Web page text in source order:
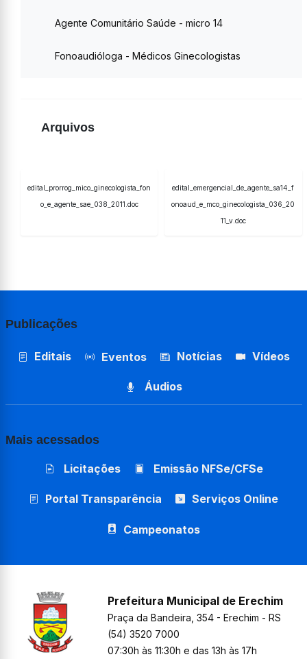
Agente Comunitário Saúde - micro 14
Fonoaudióloga - Médicos Ginecologistas
Arquivos
edital_prorrog_mico_ginecologista_fon
o_e_agente_sae_038_2011.doc
edital_emergencial_de_agente_sa14_f
onoaud_e_mco_ginecologista_036_20
11_v.doc
Publicações
Editais Eventos Notícias Vídeos
Áudios
Mais acessados
Licitações Emissão NFSe/CFSe
Portal Transparência Serviços Online
Campeonatos
Prefeitura Municipal de Erechim
Praça da Bandeira, 354 - Erechim - RS
(54) 3520 7000
07:30h às 11:30h e das 13h às 17h